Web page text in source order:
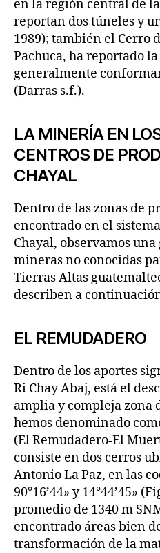
en la región central de
reportan dos túneles y
1989); también el Cerro
Pachuca, ha reportado
generalmente
(Darras s.f.).
LA MINERÍA EN
CENTROS DE
CHAYAL
Dentro de las zonas de
encontrado en el
Chayal, observamos
mineras no conocidas
Tierras Altas
describen a
EL REMUDADERO
Dentro de los aportes
Ri Chay Abaj, está el
amplia y compleja zona
hemos denominado
(El Remudadero-El
consiste en dos cerros
Antonio La Paz, en las
90°16’44» y 14°44’45»
promedio de 1340 m
encontrado áreas bien
transformación de la